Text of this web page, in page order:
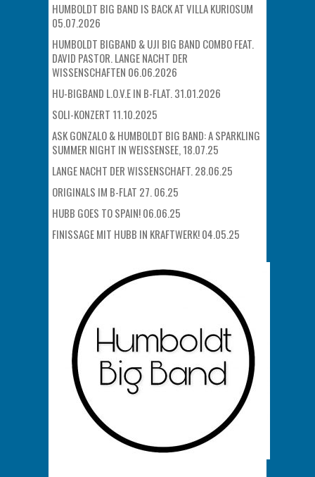
HUMBOLDT BIG BAND IS BACK AT VILLA KURIOSUM
05.07.2026
HUMBOLDT BIGBAND & UJI BIG BAND COMBO FEAT.
DAVID PASTOR. LANGE NACHT DER
WISSENSCHAFTEN 06.06.2026
HU-BIGBAND L.O.V.E IN B-FLAT. 31.01.2026
SOLI-KONZERT 11.10.2025
ASK GONZALO & HUMBOLDT BIG BAND: A SPARKLING
SUMMER NIGHT IN WEISSENSEE, 18.07.25
LANGE NACHT DER WISSENSCHAFT. 28.06.25
ORIGINALS IM B-FLAT 27. 06.25
HUBB GOES TO SPAIN! 06.06.25
FINISSAGE MIT HUBB IN KRAFTWERK! 04.05.25